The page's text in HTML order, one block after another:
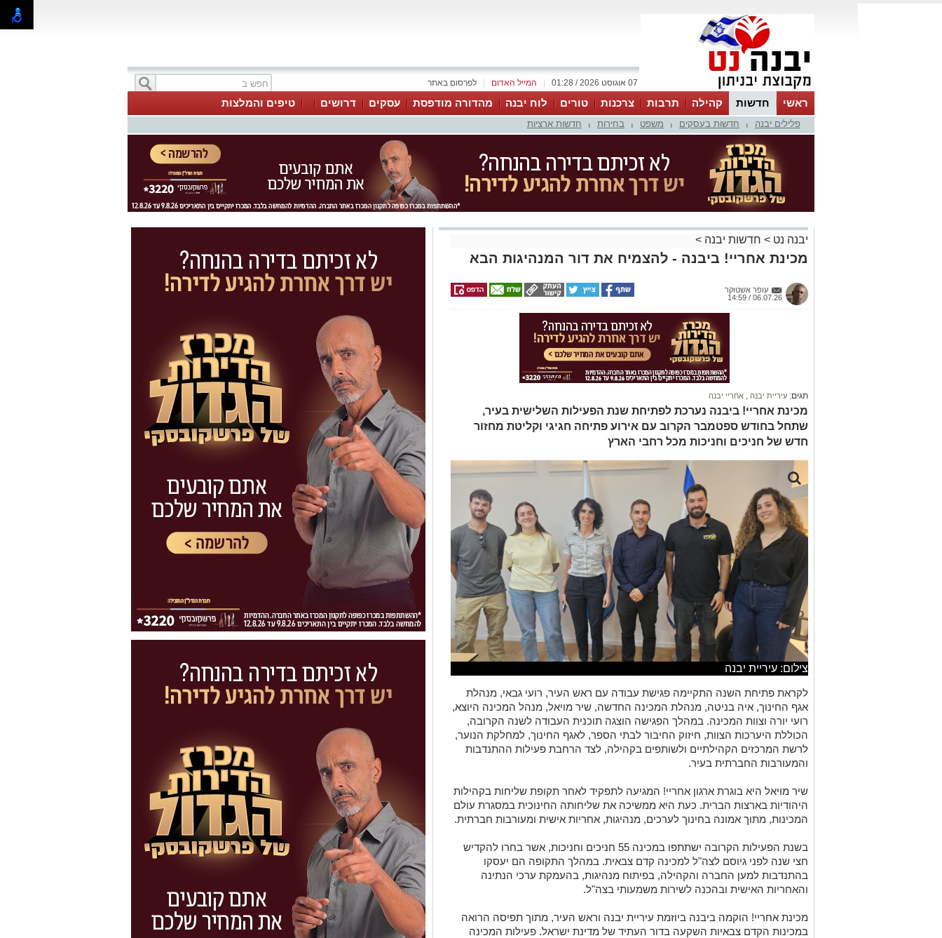
לפרסום באתר המייל האדום 07 אוגוסט 2026 / 01:28
ראשי חדשות קהילה תרבות צרכנות טורים לוח יבנה מהדורה מודפסת עסקים דרושים טיפים והמלצות
פלילים יבנה חדשות בעסקים משפט בחירות חדשות ארציות
יבנה נט > חדשות יבנה >
מכינת אחריי! ביבנה - להצמיח את דור המנהיגות הבא
עופר אשטוקר
06.07.26 / 14:59
תגים: עיריית יבנה אחריי יבנה
מכינת אחריי! ביבנה נערכת לפתיחת שנת הפעילות השלישית בעיר,
שתחל בחודש ספטמבר הקרוב עם אירוע פתיחה חגיגי וקליטת מחזור
חדש של חניכים וחניכות מכל רחבי הארץ
צילום: עיריית יבנה
לקראת פתיחת השנה התקיימה פגישת עבודה עם ראש העיר, רועי גבאי, מנהלת
אגף החינוך, איה בניטה, מנהלת המכינה החדשה, שיר מויאל, מנהל המכינה היוצא,
רועי יורה וצוות המכינה. במהלך הפגישה הוצגה תוכנית העבודה לשנה הקרובה,
הכוללת היערכות הצוות, חיזוק החיבור לבתי הספר, לאגף החינוך, למחלקת הנוער,
לרשת המרכזים הקהילתיים ולשותפים בקהילה, לצד הרחבת פעילות ההתנדבות
והמעורבות החברתית בעיר.
שיר מויאל היא בוגרת ארגון אחריי! המגיעה לתפקיד לאחר תקופת שליחות בקהילות
היהודיות בארצות הברית. כעת היא ממשיכה את שליחותה החינוכית במסגרת עולם
המכינות, מתוך אמונה בחינוך לערכים, מנהיגות, אחריות אישית ומעורבות חברתית.
בשנת הפעילות הקרובה ישתתפו במכינה 55 חניכים וחניכות, אשר בחרו להקדיש
חצי שנה לפני גיוסם לצה"ל למכינה קדם צבאית. במהלך התקופה הם יעסקו
בהתנדבות למען החברה והקהילה, בפיתוח מנהיגות, בהעמקת ערכי הנתינה
והאחריות האישית ובהכנה לשירות משמעותי בצה"ל.
מכינת אחריי! הוקמה ביבנה ביוזמת עיריית יבנה וראש העיר, מתוך תפיסה הרואה
במכינות הקדם צבאיות השקעה בדור העתיד של מדינת ישראל. פעילות המכינה